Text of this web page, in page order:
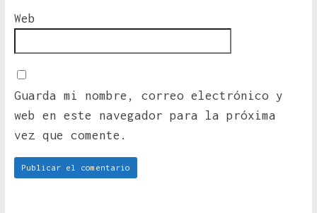
Web
Guarda mi nombre, correo electrónico y
web en este navegador para la próxima
vez que comente.